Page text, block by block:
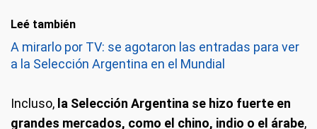
Leé también
A mirarlo por TV: se agotaron las entradas para ver
a la Selección Argentina en el Mundial
Incluso, la Selección Argentina se hizo fuerte en
grandes mercados, como el chino, indio o el árabe,